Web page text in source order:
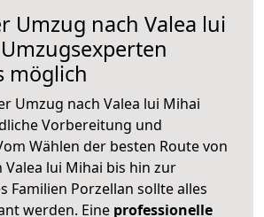
Umzug nach Valea lui
möglich
Umzug nach Valea lui Mihai
Vorbereitung und
Wählen der besten Route von
Valea lui Mihai bis hin zur
Familien Porzellan sollte alles
werden. Eine professionelle